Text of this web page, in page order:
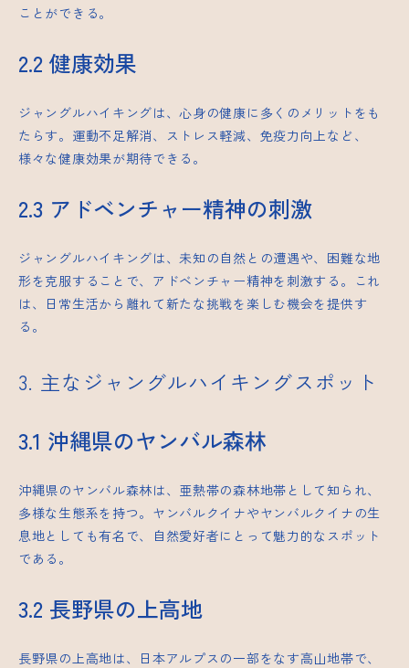
ことができる。
2.2 健康効果
ジャングルハイキングは、心身の健康に多くのメリットをも
たらす。運動不足解消、ストレス軽減、免疫力向上など、
様々な健康効果が期待できる。
2.3 アドベンチャー精神の刺激
ジャングルハイキングは、未知の自然との遭遇や、困難な地
形を克服することで、アドベンチャー精神を刺激する。これ
は、日常生活から離れて新たな挑戦を楽しむ機会を提供す
る。
3. 主なジャングルハイキングスポット
3.1 沖縄県のヤンバル森林
沖縄県のヤンバル森林は、亜熱帯の森林地帯として知られ、
多様な生態系を持つ。ヤンバルクイナやヤンバルクイナの生
息地としても有名で、自然愛好者にとって魅力的なスポット
である。
3.2 長野県の上高地
長野県の上高地は、日本アルプスの一部をなす高山地帯で、